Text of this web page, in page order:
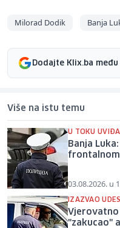
Milorad Dodik Banja
Dodajte Klix.ba
Više na istu temu
U TOKU
Banja
03.08.2026. u
IZAZVAO UDES
Vjerovatno
"zakucao"